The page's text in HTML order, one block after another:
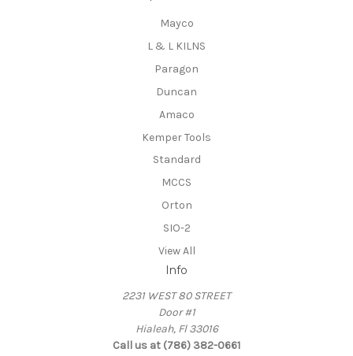
Mayco
L & L KILNS
Paragon
Duncan
Amaco
Kemper Tools
Standard
MCCS
Orton
SIO-2
View All
Info
2231 WEST 80 STREET
Door #1
Hialeah, Fl 33016
Call us at (786) 382-0661